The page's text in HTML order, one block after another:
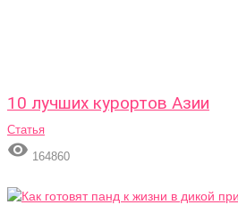
10 лучших курортов Азии
Статья
 164860